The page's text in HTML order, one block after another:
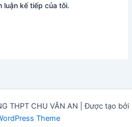
luận kế tiếp của tôi.
THPT CHU VĂN AN | Được tạo bởi
Theme